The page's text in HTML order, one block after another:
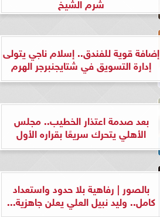
إضافة قوية للفندق.. إسلام ناجي يتولى
إدارة التسويق في شتايجنبرجر الهرم
بعد صدمة اعتذار الخطيب.. مجلس
الأهلي يتحرك سريعًا بقراره الأول
بالصور | رفاهية بلا حدود واستعداد
كامل.. وليد نبيل العلي يعلن جاهزية...